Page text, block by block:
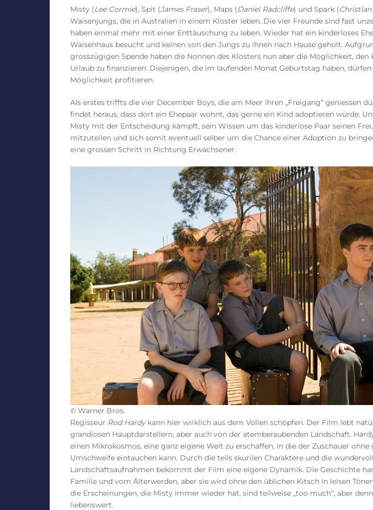
Misty (Lee Cormie), Spit (James Fraser), Maps (Daniel Radcliffe) und Spark (
Waisenjungs, die in Australien in einem Kloster leben. Die vier Freunde sind fast
haben einmal mehr mit einer Enttäuschung zu leben. Wieder hat ein kinderloses
Waisenhaus besucht und keinen von den Jungs zu ihnen nach Hause geholt.
grosszügigen Spende haben die Nonnen des Klosters nun aber die Möglichkeit, den
Urlaub zu finanzieren. Diejenigen, die im laufenden Monat Geburtstag haben, dürfen
Möglichkeit profitieren.
Als erstes triffts die vier December Boys, die am Meer ihren „Freigang“ geniessen
findet heraus, dass dort ein Ehepaar wohnt, das gerne ein Kind adoptieren würde.
Misty mit der Entscheidung kämpft, sein Wissen um das kinderlose Paar seinen
mitzuteilen und sich somit eventuell selber um die Chance einer Adoption zu
eine grossen Schritt in Richtung Erwachsener.
© Warner Bros.
Regisseur Rod Hardykann hier wirklich aus dem Vollen schöpfen. Der Film lebt
grandiosen Hauptdarstellern, aber auch von der atemberaubenden Landschaft.
einen Mikrokosmos, eine ganz eigene Welt zu erschaffen, in die der Zuschauer ohne
Umschweife eintauchen kann. Durch die teils skurilen Charaktere und die
Landschaftsaufnahmen bekommt der Film eine eigene Dynamik. Die Geschichte
Familie und vom Älterwerden, aber sie wird ohne den üblichen Kitsch in leisen
die Erscheinungen, die Misty immer wieder hat, sind teilweise „too much“, aber
liebenswert.